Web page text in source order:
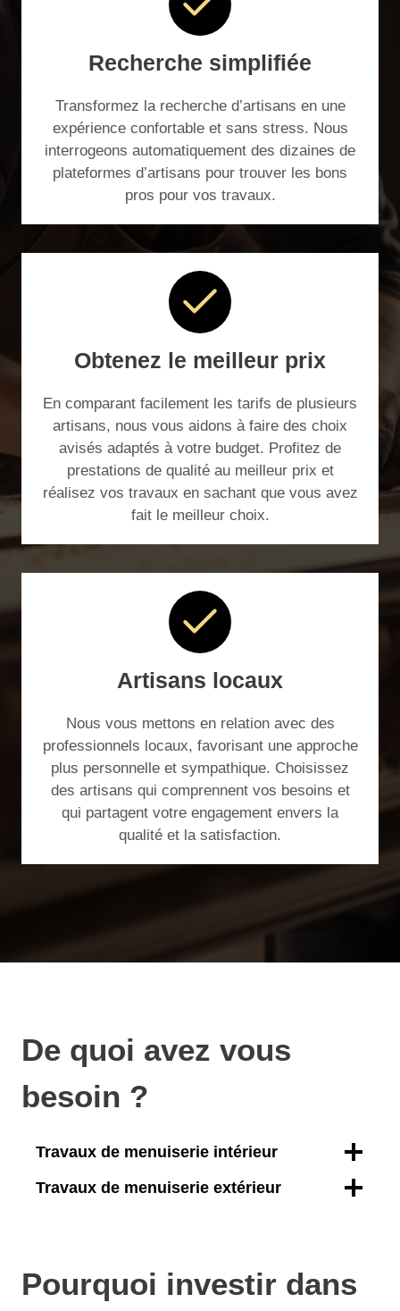
Recherche simplifiée
Transformez la recherche d’artisans en une
expérience confortable et sans stress. Nous
interrogeons automatiquement des dizaines de
plateformes d’artisans pour trouver les bons
pros pour vos travaux.
Obtenez le meilleur prix
En comparant facilement les tarifs de plusieurs
artisans, nous vous aidons à faire des choix
avisés adaptés à votre budget. Profitez de
prestations de qualité au meilleur prix et
réalisez vos travaux en sachant que vous avez
fait le meilleur choix.
Artisans locaux
Nous vous mettons en relation avec des
professionnels locaux, favorisant une approche
plus personnelle et sympathique. Choisissez
des artisans qui comprennent vos besoins et
qui partagent votre engagement envers la
qualité et la satisfaction.
De quoi avez vous
besoin ?
Travaux de menuiserie intérieur
Travaux de menuiserie extérieur
Pourquoi investir dans